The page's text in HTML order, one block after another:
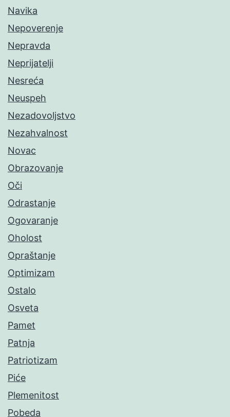
Navika
Nepoverenje
Nepravda
Neprijatelji
Nesreća
Neuspeh
Nezadovoljstvo
Nezahvalnost
Novac
Obrazovanje
Oči
Odrastanje
Ogovaranje
Oholost
Opraštanje
Optimizam
Ostalo
Osveta
Pamet
Patnja
Patriotizam
Piće
Plemenitost
Pobeda